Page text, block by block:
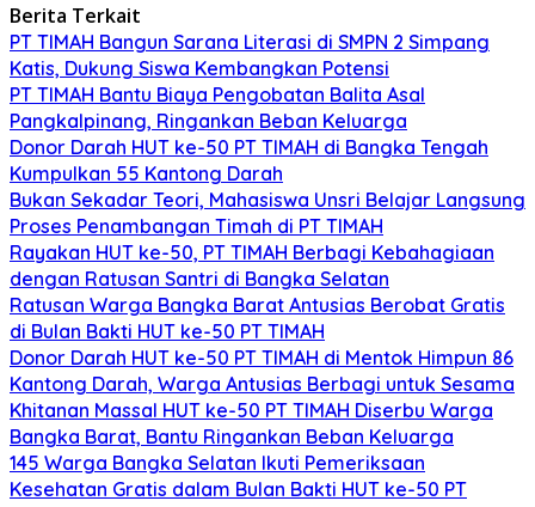
Berita Terkait
PT TIMAH Bangun Sarana Literasi di SMPN 2 Simpang
Katis, Dukung Siswa Kembangkan Potensi
PT TIMAH Bantu Biaya Pengobatan Balita Asal
Pangkalpinang, Ringankan Beban Keluarga
Donor Darah HUT ke-50 PT TIMAH di Bangka Tengah
Kumpulkan 55 Kantong Darah
Bukan Sekadar Teori, Mahasiswa Unsri Belajar Langsung
Proses Penambangan Timah di PT TIMAH
Rayakan HUT ke-50, PT TIMAH Berbagi Kebahagiaan
dengan Ratusan Santri di Bangka Selatan
Ratusan Warga Bangka Barat Antusias Berobat Gratis
di Bulan Bakti HUT ke-50 PT TIMAH
Donor Darah HUT ke-50 PT TIMAH di Mentok Himpun 86
Kantong Darah, Warga Antusias Berbagi untuk Sesama
Khitanan Massal HUT ke-50 PT TIMAH Diserbu Warga
Bangka Barat, Bantu Ringankan Beban Keluarga
145 Warga Bangka Selatan Ikuti Pemeriksaan
Kesehatan Gratis dalam Bulan Bakti HUT ke-50 PT